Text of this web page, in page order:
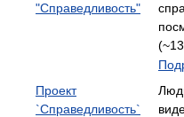
"Справедливость"
Проект
`Справедливость`